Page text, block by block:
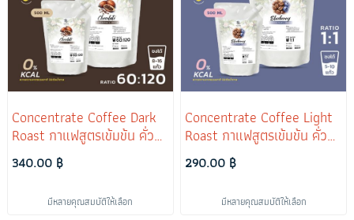
Concentrate Coffee Dark
Roast กาแฟสูตรเข้มข้น คั่ว
เข้ม (Chocolate) Washed
Process
340.00 ฿
มีหลายคุณสมบัติให้เลือก
Concentrate Coffee Light
Roast กาแฟสูตรเข้มข้น คั่ว
อ่อน (Blueberry) Anaerobic
Process
290.00 ฿
มีหลายคุณสมบัติให้เลือก